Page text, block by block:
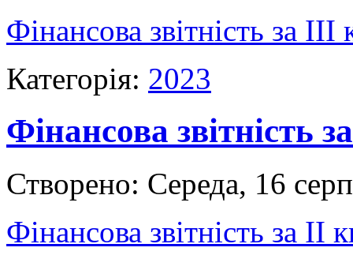
Фінансова звітність за
Категорія: 2023
Фінансова звітність
Створено: Середа, 16
Фінансова звітність за ІІ